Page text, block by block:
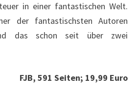
in einer fantastischen Welt.
der fantastischsten Autoren
das schon seit über zwei
FJB, 591 Seiten; 19,99 Euro